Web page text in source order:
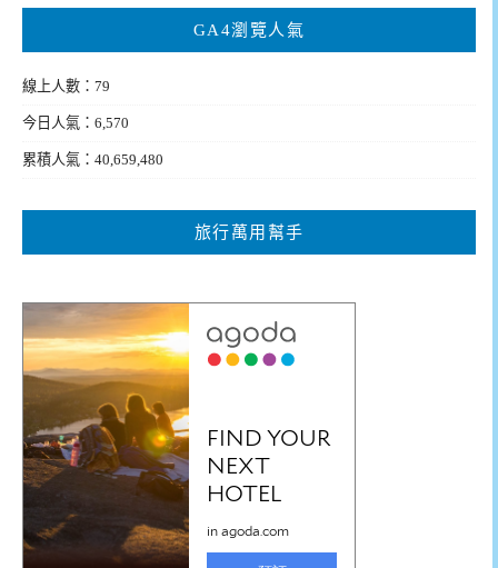
GA4瀏覽人氣
線上人數：79
今日人氣：6,570
累積人氣：40,659,480
旅行萬用幫手